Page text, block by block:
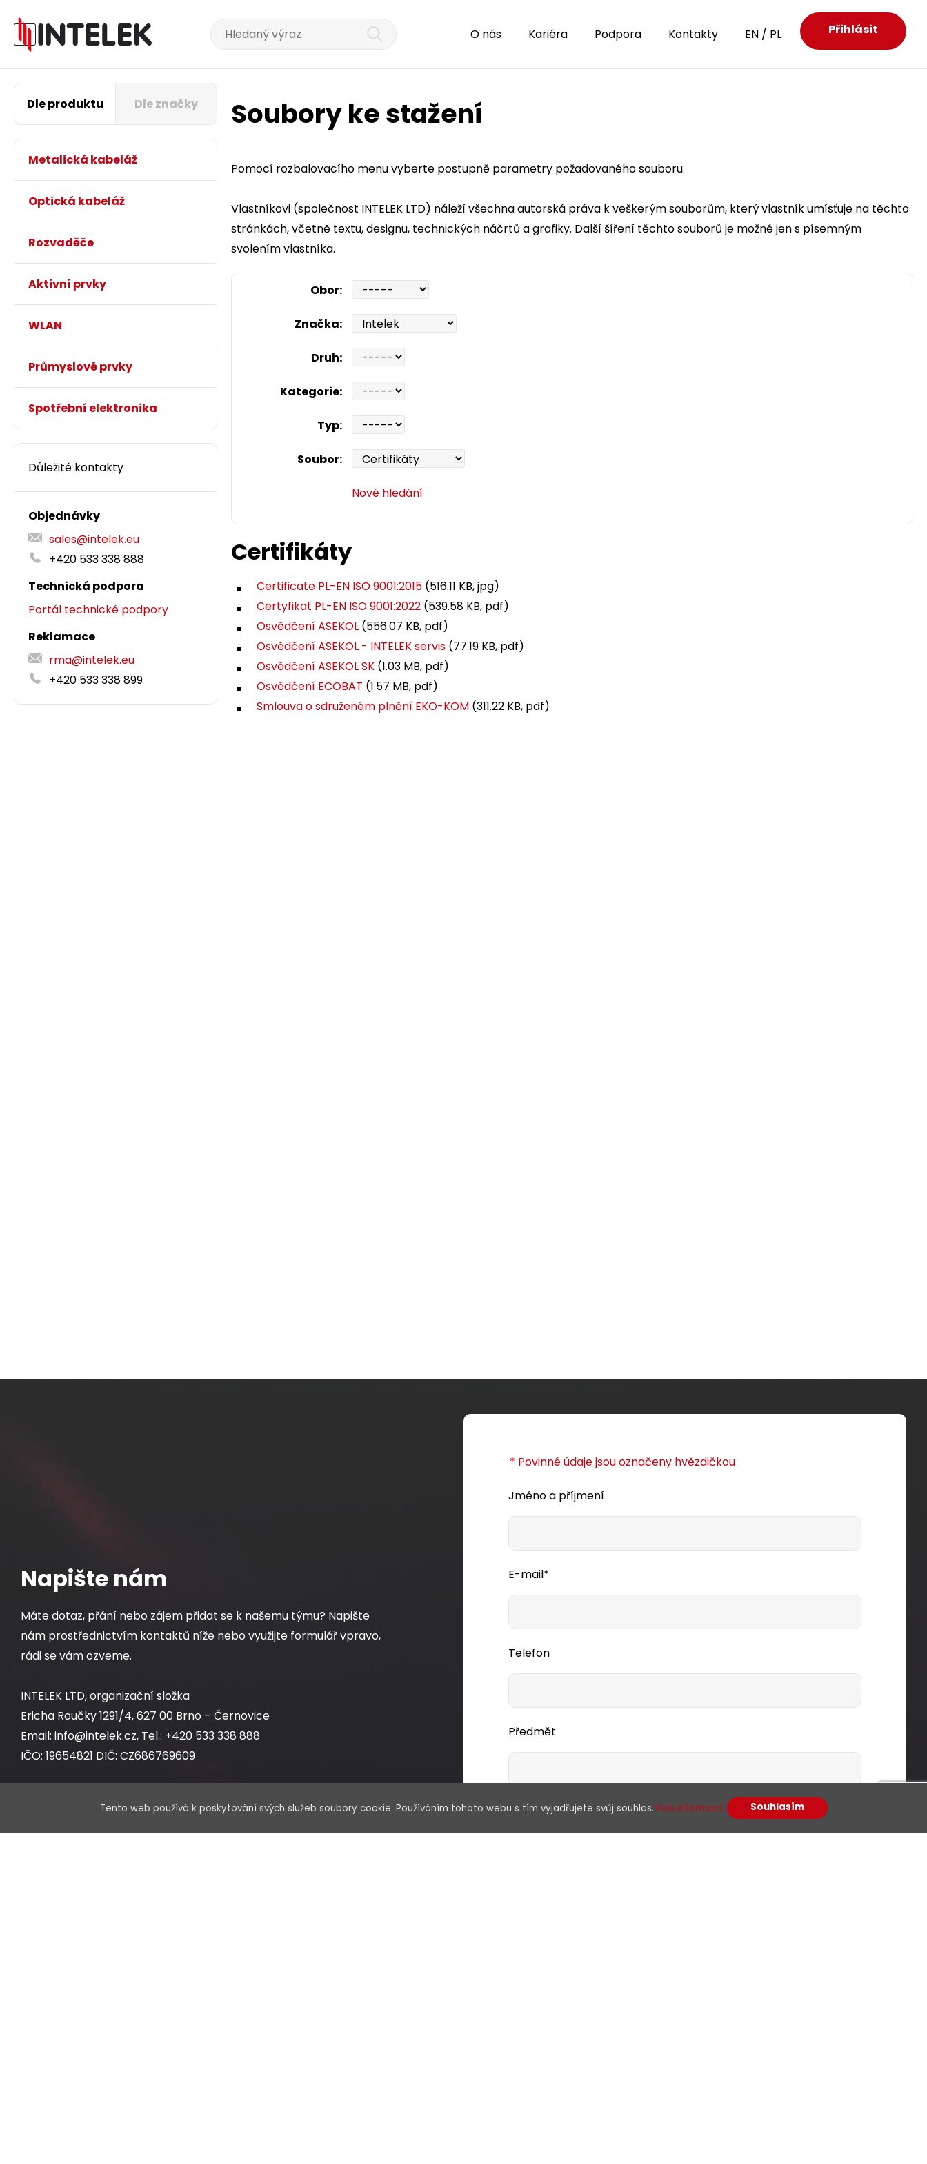
O nás Kariéra Podpora Kontakty EN / PL Přihlásit
Dle produktu Dle značky
Metalická kabeláž
Optická kabeláž
Rozvaděče
Aktivní prvky
WLAN
Průmyslové prvky
Spotřební elektronika
Důležité kontakty
Objednávky
sales@intelek.eu
+420 533 338 888
Technická podpora
Portál technické podpory
Reklamace
rma@intelek.eu
+420 533 338 899
Soubory ke stažení
Pomocí rozbalovacího menu vyberte postupně parametry požadovaného souboru.
Vlastníkovi (společnost INTELEK LTD) náleží všechna autorská práva k veškerým souborům, který vlastník umísťuje na těchto
stránkách, včetně textu, designu, technických náčrtů a grafiky. Další šíření těchto souborů je možné jen s písemným
svolením vlastníka.
Obor:
Značka:
Druh:
Kategorie:
Typ:
Soubor:
Nové hledání
Certifikáty
Certificate PL-EN ISO 9001:2015 (516.11 KB, jpg)
Certyfikat PL-EN ISO 9001:2022 (539.58 KB, pdf)
Osvědčení ASEKOL (556.07 KB, pdf)
Osvědčení ASEKOL - INTELEK servis (77.19 KB, pdf)
Osvědčení ASEKOL SK (1.03 MB, pdf)
Osvědčení ECOBAT (1.57 MB, pdf)
Smlouva o sdruženém plnění EKO-KOM (311.22 KB, pdf)
Napište nám
Máte dotaz, přání nebo zájem přidat se k našemu týmu? Napište
nám prostřednictvím kontaktů níže nebo využijte formulář vpravo,
rádi se vám ozveme.
INTELEK LTD, organizační složka
Ericha Roučky 1291/4, 627 00 Brno – Černovice
Email: info@intelek.cz, Tel.: +420 533 338 888
IČO: 19654821 DIČ: CZ686769609
Obchodní oddělení:
Po – Pá 8:00 – 17:00 hod.
* Povinné údaje jsou označeny hvězdičkou
Jméno a příjmení
E-mail*
Telefon
Předmět
Vaše zpráva*
Tento web používá k poskytování svých služeb soubory cookie. Používáním tohoto webu s tím vyjadřujete svůj souhlas.Více informací. Souhlasím